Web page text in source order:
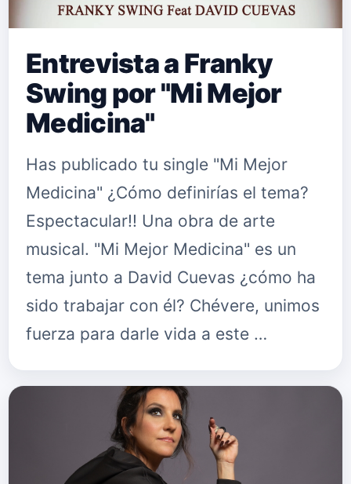
Entrevista a Franky
Swing por "Mi Mejor
Medicina"
Has publicado tu single "Mi Mejor
Medicina" ¿Cómo definirías el tema?
Espectacular!! Una obra de arte
musical. "Mi Mejor Medicina" es un
tema junto a David Cuevas ¿cómo ha
sido trabajar con él? Chévere, unimos
fuerza para darle vida a este …